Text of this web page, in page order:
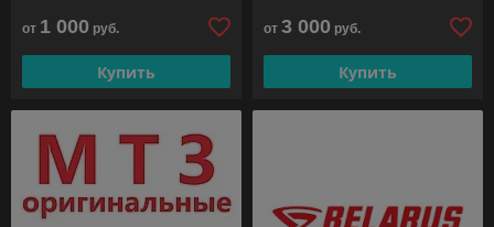
от 1 000 руб.
Купить
от 3 000 руб.
Купить